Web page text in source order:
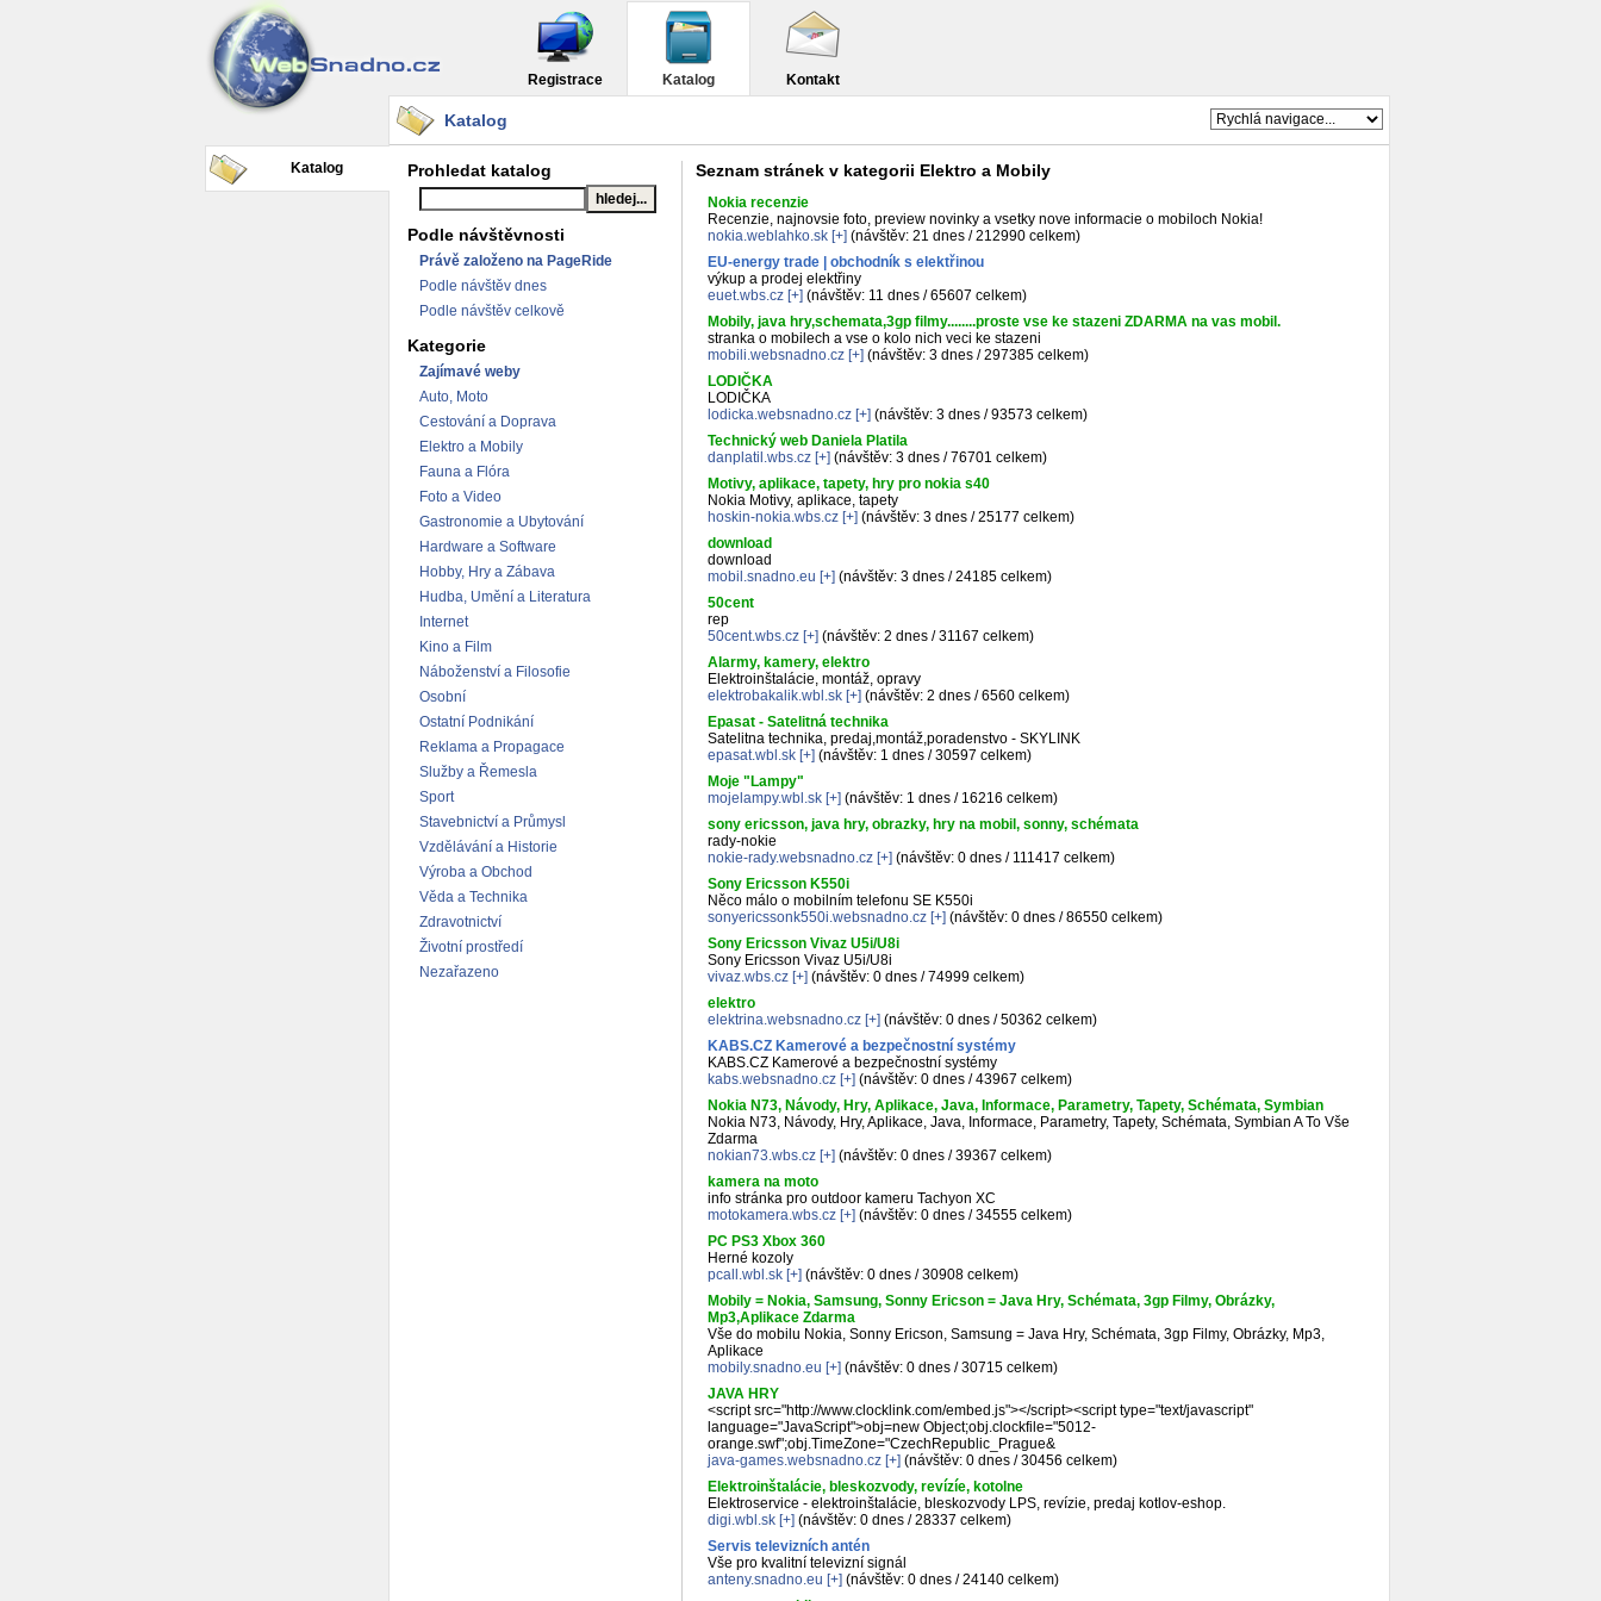
Registrace Katalog Kontakt
Katalog
Katalog
Prohledat katalog
Podle návštěvnosti
Právě založeno na PageRide
Podle návštěv dnes
Podle návštěv celkově
Kategorie
Zajímavé weby
Auto, Moto
Cestování a Doprava
Elektro a Mobily
Fauna a Flóra
Foto a Video
Gastronomie a Ubytování
Hardware a Software
Hobby, Hry a Zábava
Hudba, Umění a Literatura
Internet
Kino a Film
Náboženství a Filosofie
Osobní
Ostatní Podnikání
Reklama a Propagace
Služby a Řemesla
Sport
Stavebnictví a Průmysl
Vzdělávání a Historie
Výroba a Obchod
Věda a Technika
Zdravotnictví
Životní prostředí
Nezařazeno
Seznam stránek v kategorii Elektro a Mobily
Nokia recenzie
Recenzie, najnovsie foto, preview novinky a vsetky nove informacie o mobiloch Nokia!
nokia.weblahko.sk [+] (návštěv: 21 dnes / 212990 celkem)
EU-energy trade | obchodník s elektřinou
výkup a prodej elektřiny
euet.wbs.cz [+] (návštěv: 11 dnes / 65607 celkem)
Mobily, java hry,schemata,3gp filmy........proste vse ke stazeni ZDARMA na vas mobil.
stranka o mobilech a vse o kolo nich veci ke stazeni
mobili.websnadno.cz [+] (návštěv: 3 dnes / 297385 celkem)
LODIČKA
LODIČKA
lodicka.websnadno.cz [+] (návštěv: 3 dnes / 93573 celkem)
Technický web Daniela Platila
danplatil.wbs.cz [+] (návštěv: 3 dnes / 76701 celkem)
Motivy, aplikace, tapety, hry pro nokia s40
Nokia Motivy, aplikace, tapety
hoskin-nokia.wbs.cz [+] (návštěv: 3 dnes / 25177 celkem)
download
download
mobil.snadno.eu [+] (návštěv: 3 dnes / 24185 celkem)
50cent
rep
50cent.wbs.cz [+] (návštěv: 2 dnes / 31167 celkem)
Alarmy, kamery, elektro
Elektroinštalácie, montáž, opravy
elektrobakalik.wbl.sk [+] (návštěv: 2 dnes / 6560 celkem)
Epasat - Satelitná technika
Satelitna technika, predaj,montáž,poradenstvo - SKYLINK
epasat.wbl.sk [+] (návštěv: 1 dnes / 30597 celkem)
Moje "Lampy"
mojelampy.wbl.sk [+] (návštěv: 1 dnes / 16216 celkem)
sony ericsson, java hry, obrazky, hry na mobil, sonny, schémata
rady-nokie
nokie-rady.websnadno.cz [+] (návštěv: 0 dnes / 111417 celkem)
Sony Ericsson K550i
Něco málo o mobilním telefonu SE K550i
sonyericssonk550i.websnadno.cz [+] (návštěv: 0 dnes / 86550 celkem)
Sony Ericsson Vivaz U5i/U8i
Sony Ericsson Vivaz U5i/U8i
vivaz.wbs.cz [+] (návštěv: 0 dnes / 74999 celkem)
elektro
elektrina.websnadno.cz [+] (návštěv: 0 dnes / 50362 celkem)
KABS.CZ Kamerové a bezpečnostní systémy
KABS.CZ Kamerové a bezpečnostní systémy
kabs.websnadno.cz [+] (návštěv: 0 dnes / 43967 celkem)
Nokia N73, Návody, Hry, Aplikace, Java, Informace, Parametry, Tapety, Schémata, Symbian
Nokia N73, Návody, Hry, Aplikace, Java, Informace, Parametry, Tapety, Schémata, Symbian A To Vše
Zdarma
nokian73.wbs.cz [+] (návštěv: 0 dnes / 39367 celkem)
kamera na moto
info stránka pro outdoor kameru Tachyon XC
motokamera.wbs.cz [+] (návštěv: 0 dnes / 34555 celkem)
PC PS3 Xbox 360
Herné kozoly
pcall.wbl.sk [+] (návštěv: 0 dnes / 30908 celkem)
Mobily = Nokia, Samsung, Sonny Ericson = Java Hry, Schémata, 3gp Filmy, Obrázky,
Mp3,Aplikace Zdarma
Vše do mobilu Nokia, Sonny Ericson, Samsung = Java Hry, Schémata, 3gp Filmy, Obrázky, Mp3,
Aplikace
mobily.snadno.eu [+] (návštěv: 0 dnes / 30715 celkem)
JAVA HRY
<script src="http://www.clocklink.com/embed.js"></script><script type="text/javascript"
language="JavaScript">obj=new Object;obj.clockfile="5012-
orange.swf";obj.TimeZone="CzechRepublic_Prague&
java-games.websnadno.cz [+] (návštěv: 0 dnes / 30456 celkem)
Elektroinštalácie, bleskozvody, revízíe, kotolne
Elektroservice - elektroinštalácie, bleskozvody LPS, revízie, predaj kotlov-eshop.
digi.wbl.sk [+] (návštěv: 0 dnes / 28337 celkem)
Servis televizních antén
Vše pro kvalitní televizní signál
anteny.snadno.eu [+] (návštěv: 0 dnes / 24140 celkem)